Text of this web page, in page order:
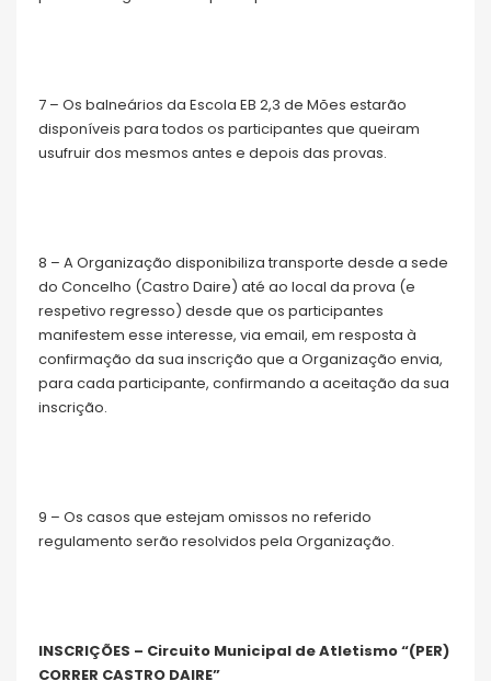
7 – Os balneários da Escola EB 2,3 de Mões estarão
disponíveis para todos os participantes que queiram
usufruir dos mesmos antes e depois das provas.
8 – A Organização disponibiliza transporte desde a sede
do Concelho (Castro Daire) até ao local da prova (e
respetivo regresso) desde que os participantes
manifestem esse interesse, via email, em resposta à
confirmação da sua inscrição que a Organização envia,
para cada participante, confirmando a aceitação da sua
inscrição.
9 – Os casos que estejam omissos no referido
regulamento serão resolvidos pela Organização.
INSCRIÇÕES – Circuito Municipal de Atletismo “(PER)
CORRER CASTRO DAIRE”